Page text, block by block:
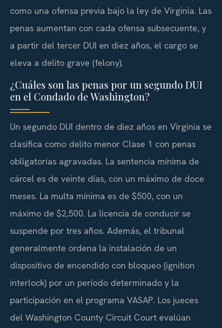
como una ofensa previa bajo la ley de Virginia. Las
penas aumentan con cada ofensa subsecuente, y
a partir del tercer DUI en diez años, el cargo se
eleva a delito grave (felony).
¿Cuáles son las penas por un segundo DUI
en el Condado de Washington?
Un segundo DUI dentro de diez años en Virginia se
clasifica como delito menor Clase 1 con penas
obligatorias agravadas. La sentencia mínima de
cárcel es de veinte días, con un máximo de doce
meses. La multa mínima es de $500, con un
máximo de $2,500. La licencia de conducir se
suspende por tres años. Además, el tribunal
generalmente ordena la instalación de un
dispositivo de encendido con bloqueo (ignition
interlock) por un período determinado y la
participación en el programa VASAP. Los jueces
del Washington County Circuit Court evalúan